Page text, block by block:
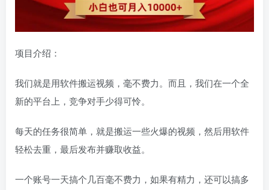
项目介绍：
我们就是用软件搬运视频，毫不费力。而且，我们在一个全
新的平台上，竞争对手少得可怜。
每天的任务很简单，就是搬运一些火爆的视频，然后用软件
轻松去重，最后发布并赚取收益。
一个账号一天搞个几百毫不费力，如果有精力，还可以搞多